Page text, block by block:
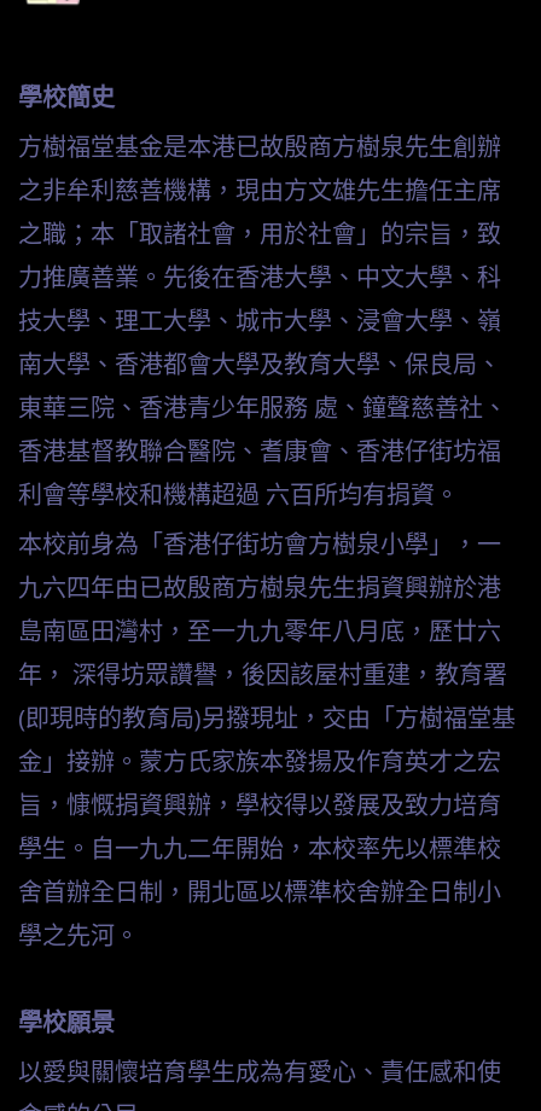
學校簡史
方樹福堂基金是本港已故殷商方樹泉先生創辦
之非牟利慈善機構，現由方文雄先生擔任主席
之職；本「取諸社會，用於社會」的宗旨，致
力推廣善業。先後在香港大學、中文大學、科
技大學、理工大學、城市大學、浸會大學、嶺
南大學、香港都會大學及教育大學、保良局、
東華三院、香港青少年服務 處、鐘聲慈善社、
香港基督教聯合醫院、耆康會、香港仔街坊福
利會等學校和機構超過 六百所均有捐資。
本校前身為「香港仔街坊會方樹泉小學」，一
九六四年由已故殷商方樹泉先生捐資興辦於港
島南區田灣村，至一九九零年八月底，歷廿六
年， 深得坊眾讚譽，後因該屋村重建，教育署
(即現時的教育局)另撥現址，交由「方樹福堂基
金」接辦。蒙方氏家族本發揚及作育英才之宏
旨，慷慨捐資興辦，學校得以發展及致力培育
學生。自一九九二年開始，本校率先以標準校
舍首辦全日制，開北區以標準校舍辦全日制小
學之先河。
學校願景
以愛與關懷培育學生成為有愛心、責任感和使